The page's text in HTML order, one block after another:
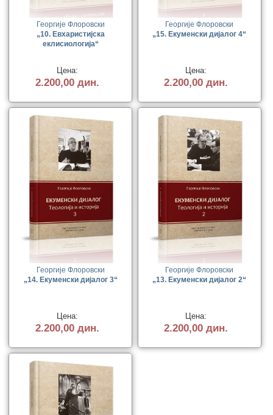
Георгије Флоровски
„10. Евхаристијска
еклисиологија“
Цена:
2.200,00 дин.
Георгије Флоровски
„15. Екуменски дијалог 4“
Цена:
2.200,00 дин.
Георгије Флоровски
„14. Екуменски дијалог 3“
Цена:
2.200,00 дин.
Георгије Флоровски
„13. Екуменски дијалог 2“
Цена:
2.200,00 дин.